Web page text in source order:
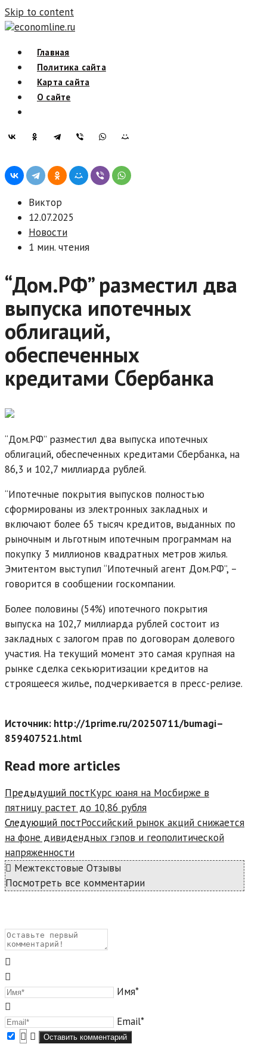
Skip to content
economline.ru
Главная
Политика сайта
Карта сайта
О сайте
Виктор
12.07.2025
Новости
1 мин. чтения
“Дом.РФ” разместил два
выпуска ипотечных
облигаций,
обеспеченных
кредитами Сбербанка
“Дом.РФ” разместил два выпуска ипотечных
облигаций, обеспеченных кредитами Сбербанка, на
86,3 и 102,7 миллиарда рублей.
“Ипотечные покрытия выпусков полностью
сформированы из электронных закладных и
включают более 65 тысяч кредитов, выданных по
рыночным и льготным ипотечным программам на
покупку 3 миллионов квадратных метров жилья.
Эмитентом выступил “Ипотечный агент Дом.РФ”, –
говорится в сообщении госкомпании.
Более половины (54%) ипотечного покрытия
выпуска на 102,7 миллиарда рублей состоит из
закладных с залогом прав по договорам долевого
участия. На текущий момент это самая крупная на
рынке сделка секьюритизации кредитов на
строящееся жилье, подчеркивается в пресс-релизе.
Источник: http://1prime.ru/20250711/bumagi–
859407521.html
Read more articles
Предыдущий постКурс юаня на Мосбирже в
пятницу растет до 10,86 рубля
Следующий постРоссийский рынок акций снижается
на фоне дивидендных гэпов и геополитической
напряженности
Межтекстовые Отзывы
Посмотреть все комментарии
Имя*
Email*